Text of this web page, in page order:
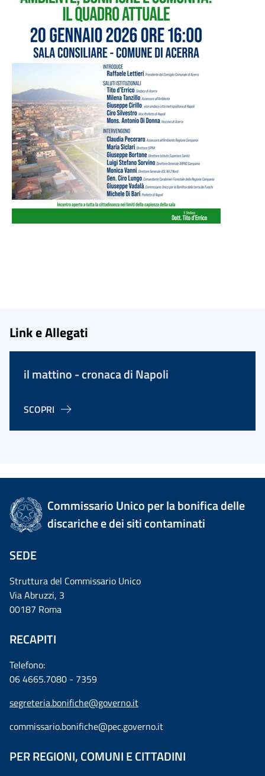
Link e Allegati
il mattino - cronaca di Napoli
SCOPRI
Commissario Unico per la bonifica delle
discariche e dei siti contaminati
SEDE
Struttura del Commissario Unico
Via Abruzzi, 3
00187 Roma
RECAPITI
Telefono:
06 4665.7080 - 7359
segreteria.bonifiche@governo.it
commissario.bonifiche@pec.governo.it
PER REGIONI, COMUNI E CITTADINI